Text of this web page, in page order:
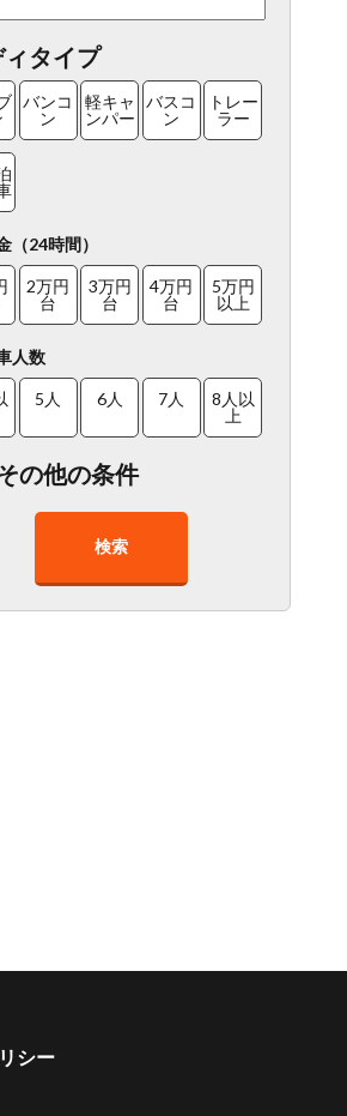
タイプ
バンコ
ン
軽キャ
ンパー
バスコ
ン
トレー
ラー
（24時間）
2万円
台
3万円
台
4万円
台
5万円
以上
人数
5人 6人 7人
8人以
上
の他の条件
０台以
走行距
離少
上乗車
支払い
検索
シー